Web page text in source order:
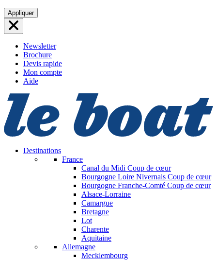
Aller
au
contenu
Appliquer
Newsletter
Brochure
Devis rapide
Mon compte
Aide
Destinations
France
Canal du Midi Coup de cœur
Bourgogne Loire Nivernais Coup de cœur
Bourgogne Franche-Comté Coup de cœur
Alsace-Lorraine
Camargue
Bretagne
Lot
Charente
Aquitaine
Allemagne
Mecklembourg